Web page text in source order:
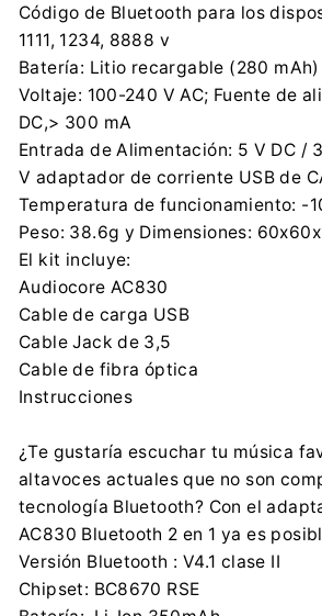
Código de Bluetooth para los
1111, 1234, 8888 v
Batería: Litio recargable (280 mAh)
Voltaje: 100-240 V AC; Fuente de
DC,> 300 mA
Entrada de Alimentación: 5 V DC /
V adaptador de corriente USB de
Temperatura de funcionamiento: -
Peso: 38.6g y Dimensiones:
El kit incluye:
Audiocore AC830
Cable de carga USB
Cable Jack de 3,5
Cable de fibra óptica
Instrucciones
¿Te gustaría escuchar tu música
altavoces actuales que no son
tecnología Bluetooth? Con el
AC830 Bluetooth 2 en 1 ya es
Versión Bluetooth : V4.1 clase II
Chipset: BC8670 RSE